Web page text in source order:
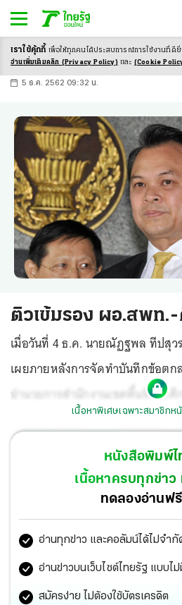
-ก ก ก+
5 ธ.ค. 2562 09:32 น.
ติวเข้มรอง ผอ.สพท
เมื่อวันที่ 4 ธ.ค. นายณัฏฐพล ทีปสุว
เผยภายหลังการจัดทำบันทึกข้อต
อำนวยการสำนักงานเขตพื้นที่การศึ
ศึกษานิเทศก์ ว่า การจัดทำบันทึกข้อ
ต้องการให้เข้าสู่ระบบของการอบร
แต่งตั้งให้ดำรงตำแหน่ง จะได้เป็นไ
นั้นในช่วงระยะเวลาของการอบรมพั
ผอ.สพท.และศึกษานิเทศก์ป้ายแด
พัฒนาตัวเองมากขึ้นไม่ว่าจะเป็นก
อังกฤษ ทักษะด้านดิจิทัล และเทคโน
คือเรื่องที่จำเป็นอย่างมากในยุคนี้ แ
เนื้อหาพิเศษเฉพาะสมาชิกห
หนังสือพิมพ์ไ
เนื้อหาครบทุกข่า
ทดลองอ่านฟ
อ่านทุกข่าว และคอลัมน์ได้ไม่จำกั
อ่านข่าวบนเว็บไซต์ไทยรัฐ แบบไ
สมัครง่าย ไม่ต้องใช้บัตรเครดิต
เราใช้คุ้กกี้ เพื่อให้ทุกคนได้ประสบการณ์การใช้งานที่ดี
อ่านเพิ่มเติมคลิก (Privacy Policy) และ (Cookie